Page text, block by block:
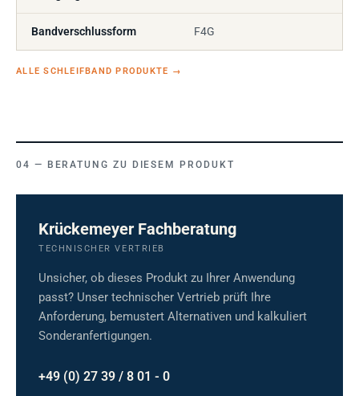
Bandverschlussform F4G
ALLE SCHLEIFBAND PRODUKTE →
BERATUNG ZU DIESEM PRODUKT
Krückemeyer Fachberatung
TECHNISCHER VERTRIEB
Unsicher, ob dieses Produkt zu Ihrer Anwendung
passt? Unser technischer Vertrieb prüft Ihre
Anforderung, bemustert Alternativen und kalkuliert
Sonderanfertigungen.
+49 (0) 27 39 / 8 01 - 0